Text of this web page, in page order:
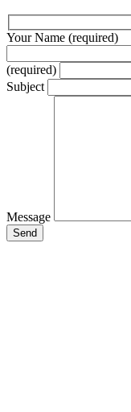
Your Name (required)
(required)
Subject
Message